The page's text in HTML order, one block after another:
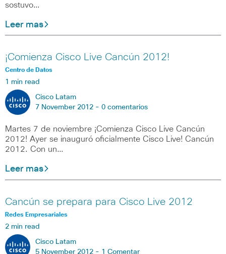
sostuvo…
Leer mas
¡Comienza Cisco Live Cancún 2012!
Centro de Datos
1 min read
Cisco Latam
7 November 2012 - 0 comentarios
Martes 7 de noviembre ¡Comienza Cisco Live Cancún
2012! Ayer se inauguró oficialmente Cisco Live! Cancún
2012. Con un…
Leer mas
Cancún se prepara para Cisco Live 2012
Redes Empresariales
2 min read
Cisco Latam
5 November 2012 - 1 Comentar